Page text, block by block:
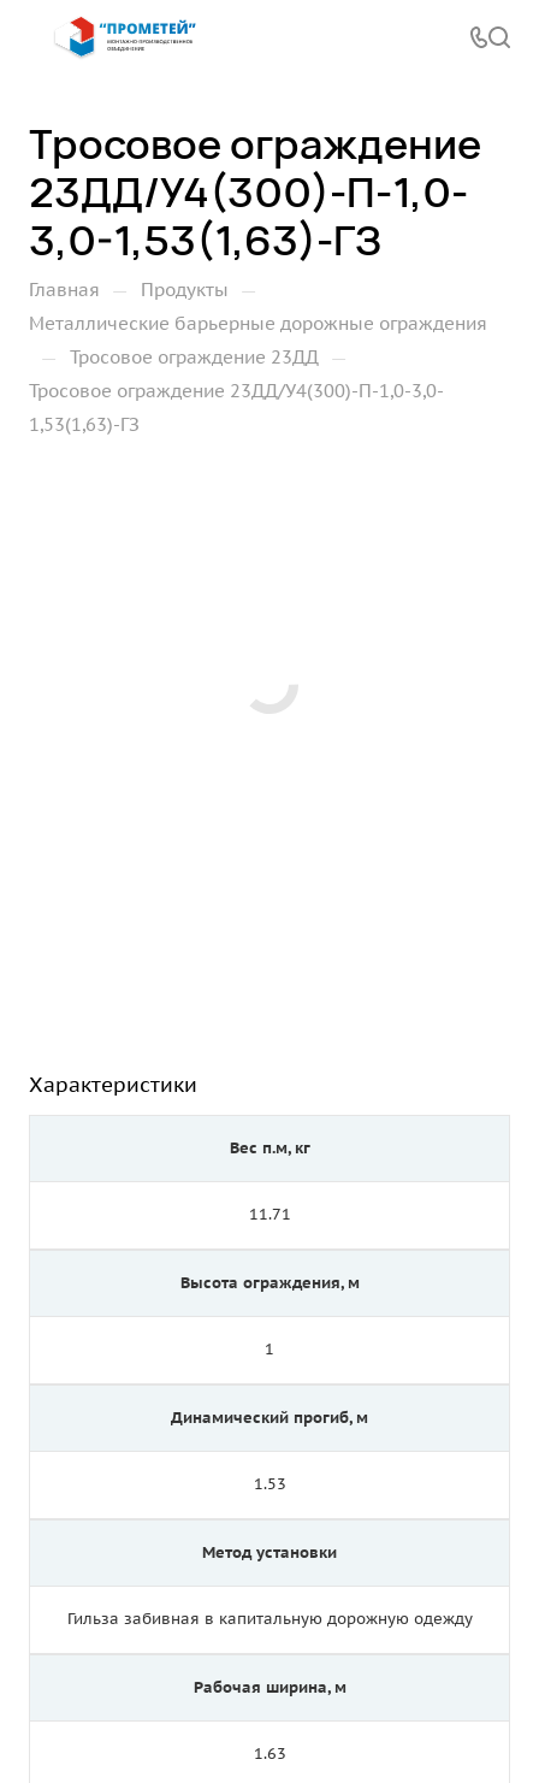
Тросовое ограждение
23ДД/У4(300)-П-1,0-
3,0-1,53(1,63)-ГЗ
Главная — Продукты —
Металлические барьерные дорожные ограждения
— Тросовое ограждение 23ДД —
Тросовое ограждение 23ДД/У4(300)-П-1,0-3,0-
1,53(1,63)-ГЗ
Характеристики
Вес п.м, кг
11.71
Высота ограждения, м
1
Динамический прогиб, м
1.53
Метод установки
Гильза забивная в капитальную дорожную одежду
Рабочая ширина, м
1.63